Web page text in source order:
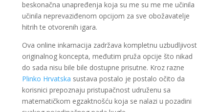
beskonačna unapređenja koja su me su me me učinila
učinila neprevaziđenom opcijom za sve obožavatelje
hitrih te otvorenih igara.
Ova online inkarnacija zadržava kompletnu uzbudljivost
originalnog koncepta, međutim pruža opcije što nikad
do sada nisu bile bile dostupne prisutne. Kroz razne
Plinko Hrvatska sustava postalo je postalo očito da
korisnici prepoznaju pristupačnost udruženu sa
matematičkom egzaktnošću koja se nalazi u pozadini